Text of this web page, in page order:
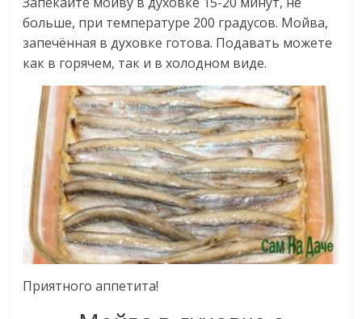
больше, при температуре 200 градусов. Мойва,
запечённая в духовке готова. Подавать можете
как в горячем, так и в холодном виде.
Приятного аппетита!